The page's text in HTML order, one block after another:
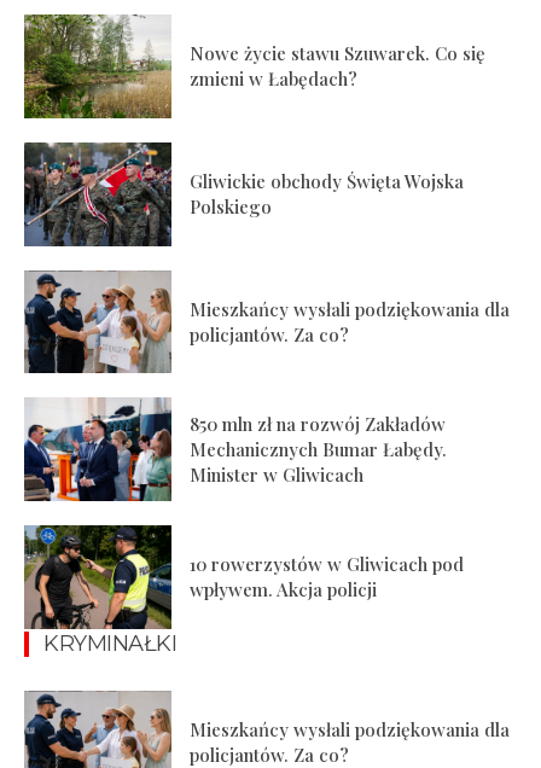
Nowe życie stawu Szuwarek. Co się
zmieni w Łabędach?
Gliwickie obchody Święta Wojska
Polskiego
Mieszkańcy wysłali podziękowania dla
policjantów. Za co?
850 mln zł na rozwój Zakładów
Mechanicznych Bumar Łabędy.
Minister w Gliwicach
10 rowerzystów w Gliwicach pod
wpływem. Akcja policji
KRYMINAŁKI
Mieszkańcy wysłali podziękowania dla
policjantów. Za co?